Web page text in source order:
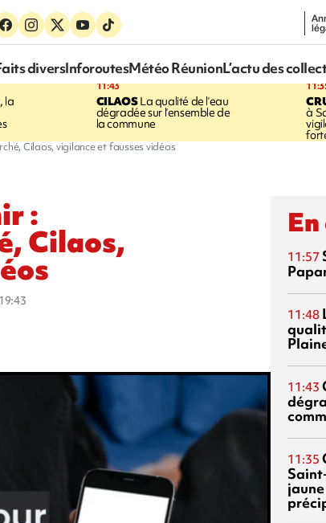
diversInforoutesMétéo RéunionL’actu des
la
11:43
CILAOSLa qualité de l’eau
dégradée sur l’ensemble de
la commune
à
Cilaos, vigilance et fausses vidéos
:
Cilaos, 11:57
11:48
11:43
11:35